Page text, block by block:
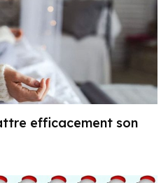
efficacement son